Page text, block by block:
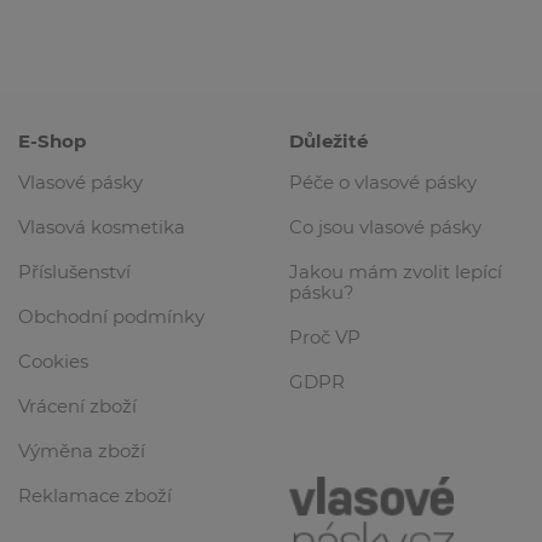
E-Shop
Vlasové pásky
Vlasová kosmetika
Příslušenství
Obchodní podmínky
Cookies
Vrácení zboží
Výměna zboží
Reklamace zboží
Důležité
Péče o vlasové pásky
Co jsou vlasové pásky
Jakou mám zvolit lepící
pásku?
Proč VP
GDPR